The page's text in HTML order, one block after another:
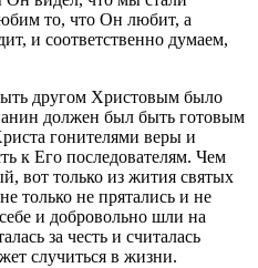
то, что Он любит, а
и соответственно думаем,
другом Христовым было
должен был быть готовым
гонителями веры и
к Его последователям. Чем
вот только из жития святых
только не прятались и не
и добровольно шли на
за честь и считалась
случиться в жизни.